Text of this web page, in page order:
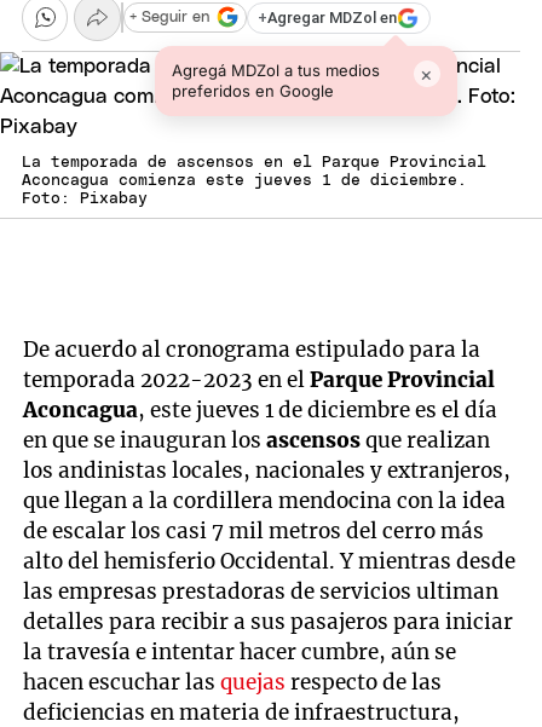
+Agregar MDZol en
Agregá MDZol a tus medios
preferidos en Google
×
+ Seguir en
La temporada de ascensos en el Parque Provincial
Aconcagua comienza este jueves 1 de diciembre.
Foto: Pixabay
De acuerdo al cronograma estipulado para la
temporada 2022-2023 en elParque Provincial
Aconcagua, este jueves 1 de diciembre es el día
en que se inauguran losascensosque realizan
los andinistas locales, nacionales y extranjeros,
que llegan a la cordillera mendocina con la idea
de escalar los casi 7 mil metros del cerro más
alto del hemisferio Occidental. Y mientras desde
las empresas prestadoras de servicios ultiman
detalles para recibir a sus pasajeros para iniciar
la travesía e intentar hacer cumbre, aún se
hacen escuchar lasquejas respecto de las
deficiencias en materia de infraestructura,